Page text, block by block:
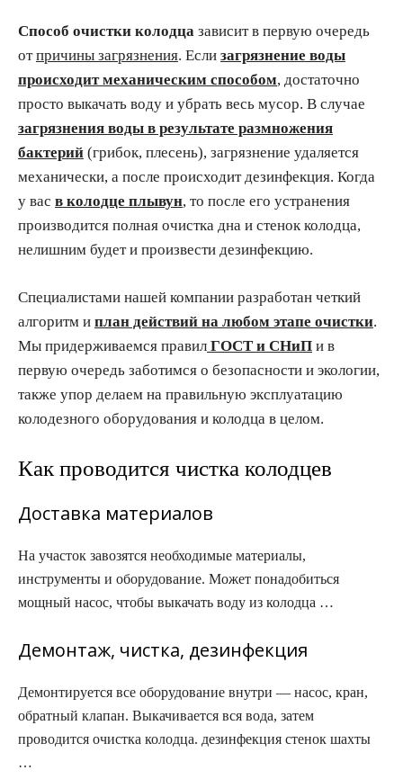
Способ очистки колодца зависит в первую очередь
отпричины загрязнения. Если загрязнение воды
происходит механическим способом, достаточно
просто выкачать воду и убрать весь мусор. В случае
загрязнения воды в результате размножения
бактерий (грибок, плесень), загрязнение удаляется
механически, а после происходит дезинфекция. Когда
у вас в колодце плывун, то после его устранения
производится полная очистка дна и стенок колодца,
нелишним будет и произвести дезинфекцию.
Специалистами нашей компании разработан четкий
алгоритм и план действий на любом этапе очистки.
Мы придерживаемся правил ГОСТ и СНиП и в
первую очередь заботимся о безопасности и экологии,
также упор делаем на правильную эксплуатацию
колодезного оборудования и колодца в целом.
Как проводится чистка колодцев
Доставка материалов
На участок завозятся необходимые материалы,
инструменты и оборудование. Может понадобиться
мощный насос, чтобы выкачать воду из колодца …
Демонтаж, чистка, дезинфекция
Демонтируется все оборудование внутри — насос, кран,
обратный клапан. Выкачивается вся вода, затем
проводится очистка колодца. дезинфекция стенок шахты
…